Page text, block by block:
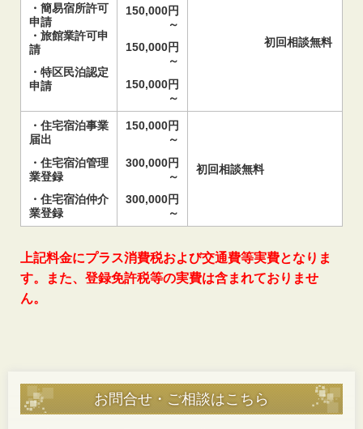
・簡易宿所許可
申請
・旅館業許可申
請
・特区民泊認定
申請
150,000円
～
150,000円
～
150,000円
～
初回相談無料
・住宅宿泊事業
届出
・住宅宿泊管理
業登録
・住宅宿泊仲介
業登録
150,000円
～
300,000円
～
300,000円
～
初回相談無料
上記料金にプラス消費税および交通費等実費となりま
す。また、登録免許税等の実費は含まれておりませ
ん。
お問合せ・ご相談はこちら